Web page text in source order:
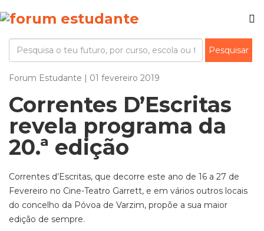
Forum Estudante | 01 fevereiro 2019
Correntes D’Escritas
revela programa da
20.ª edição
Correntes d’Escritas, que decorre este ano de 16 a 27 de
Fevereiro no Cine-Teatro Garrett, e em vários outros locais
do concelho da Póvoa de Varzim, propõe a sua maior
edição de sempre.